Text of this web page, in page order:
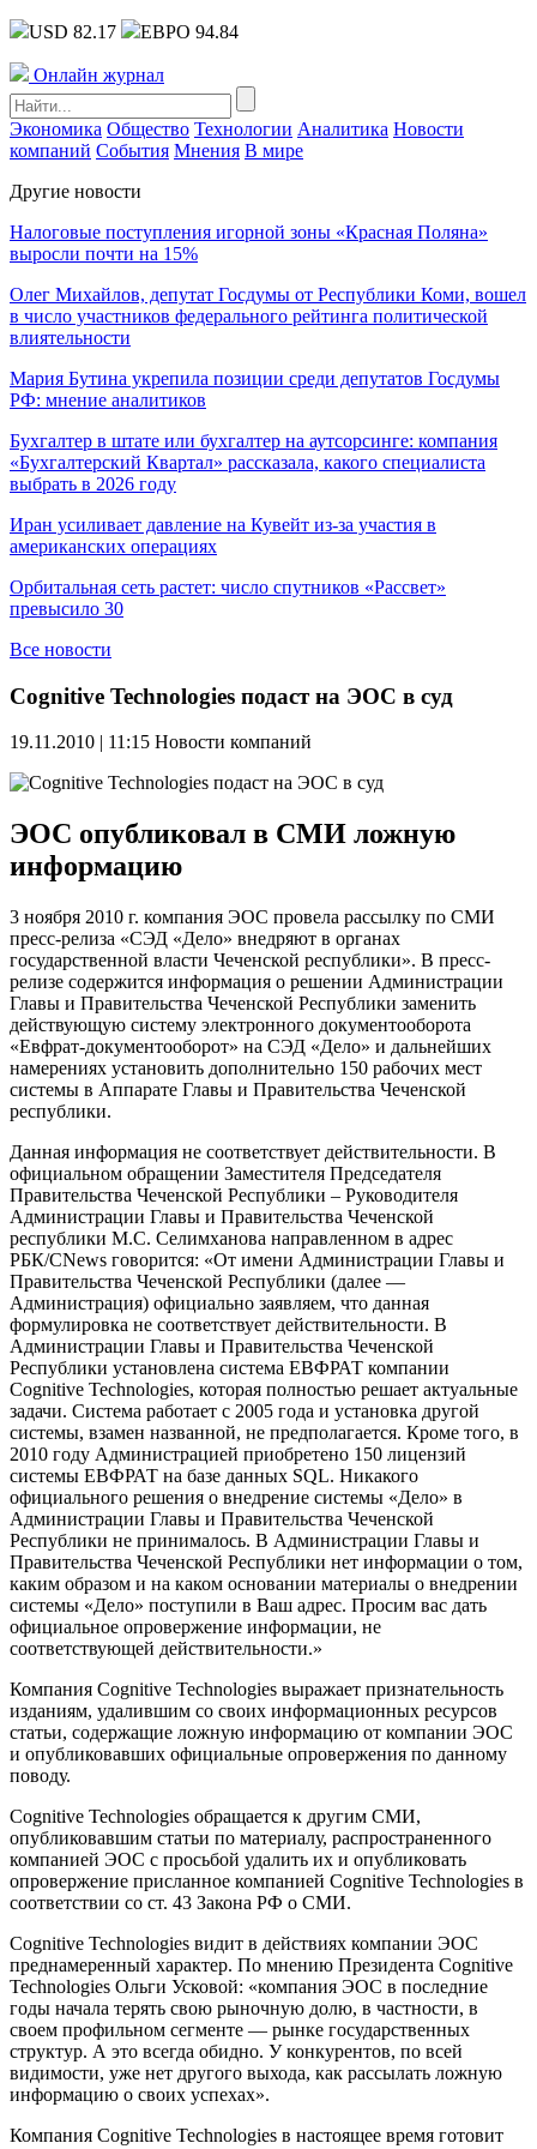
USD 82.17 ЕВРО 94.84
Онлайн журнал
Экономика Общество Технологии Аналитика Новости
компаний События Мнения В мире
Другие новости
Налоговые поступления игорной зоны «Красная Поляна»
выросли почти на 15%
Олег Михайлов, депутат Госдумы от Республики Коми, вошел
в число участников федерального рейтинга политической
влиятельности
Мария Бутина укрепила позиции среди депутатов Госдумы
РФ: мнение аналитиков
Бухгалтер в штате или бухгалтер на аутсорсинге: компания
«Бухгалтерский Квартал» рассказала, какого специалиста
выбрать в 2026 году
Иран усиливает давление на Кувейт из-за участия в
американских операциях
Орбитальная сеть растет: число спутников «Рассвет»
превысило 30
Все новости
Cognitive Technologies подаст на ЭОС в суд
19.11.2010 | 11:15 Новости компаний
ЭОС опубликовал в СМИ ложную
информацию
3 ноября 2010 г. компания ЭОС провела рассылку по СМИ
пресс-релиза «СЭД «Дело» внедряют в органах
государственной власти Чеченской республики». В пресс-
релизе содержится информация о решении Администрации
Главы и Правительства Чеченской Республики заменить
действующую систему электронного документооборота
«Евфрат-документооборот» на СЭД «Дело» и дальнейших
намерениях установить дополнительно 150 рабочих мест
системы в Аппарате Главы и Правительства Чеченской
республики.
Данная информация не соответствует действительности. В
официальном обращении Заместителя Председателя
Правительства Чеченской Республики – Руководителя
Администрации Главы и Правительства Чеченской
республики М.С. Селимханова направленном в адрес
РБК/CNews говорится: «От имени Администрации Главы и
Правительства Чеченской Республики (далее —
Администрация) официально заявляем, что данная
формулировка не соответствует действительности. В
Администрации Главы и Правительства Чеченской
Республики установлена система ЕВФРАТ компании
Cognitive Technologies, которая полностью решает актуальные
задачи. Система работает с 2005 года и установка другой
системы, взамен названной, не предполагается. Кроме того, в
2010 году Администрацией приобретено 150 лицензий
системы ЕВФРАТ на базе данных SQL. Никакого
официального решения о внедрение системы «Дело» в
Администрации Главы и Правительства Чеченской
Республики не принималось. В Администрации Главы и
Правительства Чеченской Республики нет информации о том,
каким образом и на каком основании материалы о внедрении
системы «Дело» поступили в Ваш адрес. Просим вас дать
официальное опровержение информации, не
соответствующей действительности.»
Компания Cognitive Technologies выражает признательность
изданиям, удалившим со своих информационных ресурсов
статьи, содержащие ложную информацию от компании ЭОС
и опубликовавших официальные опровержения по данному
поводу.
Cognitive Technologies обращается к другим СМИ,
опубликовавшим статьи по материалу, распространенного
компанией ЭОС с просьбой удалить их и опубликовать
опровержение присланное компанией Cognitive Technologies в
соответствии со ст. 43 Закона РФ о СМИ.
Cognitive Technologies видит в действиях компании ЭОС
преднамеренный характер. По мнению Президента Cognitive
Technologies Ольги Усковой: «компания ЭОС в последние
годы начала терять свою рыночную долю, в частности, в
своем профильном сегменте — рынке государственных
структур. А это всегда обидно. У конкурентов, по всей
видимости, уже нет другого выхода, как рассылать ложную
информацию о своих успехах».
Компания Cognitive Technologies в настоящее время готовит